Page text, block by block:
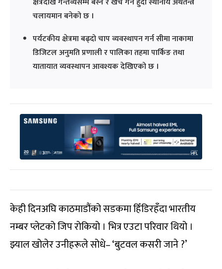
चलायमान बनेको छ ।
पर्यटकीय क्षेत्रमा बढ्दो चाप व्यवस्थापन गर्न सीमा नाकामा
डिजिटल अनुमति प्रणाली र पालिका तहमा पार्किङ तथा
यातायात व्यवस्थापन आवश्यक देखिएको छ ।
केही दिनअघि काठमाडौंको सडकमा हिँडिरहँदा भारतीय
नम्बर प्लेटको जिप रोकियो । भित्र एउटा परिवार थियो ।
झ्याल खोलेर उनीहरूले सोधे– ‘बुटवल कसरी जाने ?’